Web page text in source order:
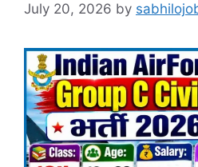
July 20, 2026 by